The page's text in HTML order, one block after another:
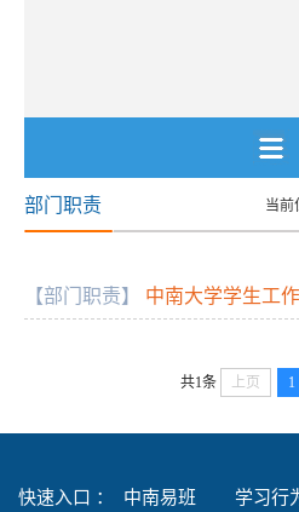
部门职责 当前
【部门职责】 中南大学学生工作部（处）、武装部部务会成员分工
共1条 上页 1
快速入口 ： 中南易班 学习行